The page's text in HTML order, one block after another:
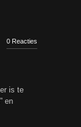
0 Reacties
is te
en